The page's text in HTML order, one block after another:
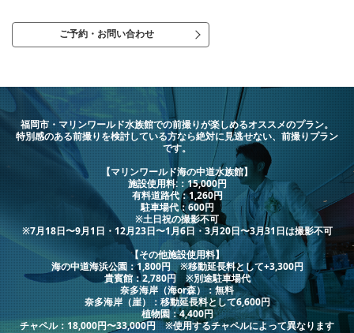
ご予約・お問い合わせ
福岡市・マリンワールド水族館での前撮りが楽しめるオススメのプラン。
特別感のある前撮りを検討している方なら絶対に見逃せない、前撮りプラン
です。
【マリンワールド海の中道水族館】
施設使用料:：15,000円
有料道路代：1,260円
駐車場代：600円
※土日祝の撮影不可
※7月18日〜9月1日・12月23日〜1月6日・3月20日〜3月31日は撮影不可
【その他施設使用料】
海の中道海浜公園：1,800円 ※移動延長料として+3,300円
貴賓館：2,780円 ※別途駐車場代
奈多海岸（海or森）：無料
奈多海岸（崖）：移動延長料として6,600円
植物園：4,400円
チャペル：18,000円〜33,000円 ※使用するチャペルによって異なります